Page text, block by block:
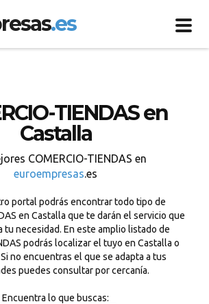
.es
TIENDAS en
Castalla
COMERCIO-TIENDAS en
euroempresas.es
portal podrás encontrar todo tipo de
en Castalla que te darán el servicio que
tu necesidad. En este amplio listado de
podrás localizar el tuyo en Castalla o
no encuentras el que se adapta a tus
puedes consultar por cercanía.
Encuentra lo que buscas: